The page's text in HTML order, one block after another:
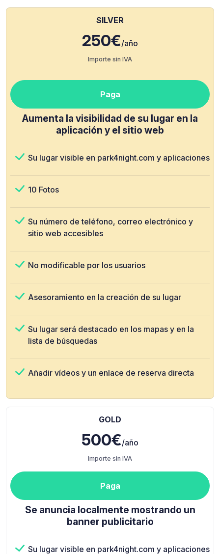
SILVER
250€/año
Importe sin IVA
Paga
Aumenta la visibilidad de su lugar en la
aplicación y el sitio web
Su lugar visible en park4night.com y aplicaciones
10 Fotos
Su número de teléfono, correo electrónico y
sitio web accesibles
No modificable por los usuarios
Asesoramiento en la creación de su lugar
Su lugar será destacado en los mapas y en la
lista de búsquedas
Añadir vídeos y un enlace de reserva directa
GOLD
500€/año
Importe sin IVA
Paga
Se anuncia localmente mostrando un
banner publicitario
Su lugar visible en park4night.com y aplicaciones